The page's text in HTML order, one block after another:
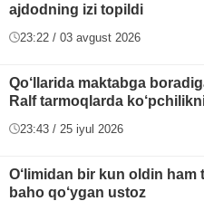
ajdodning izi topildi
23:22 / 03 avgust 2026
Qo‘llarida maktabga
Ralf tarmoqlarda
23:43 / 25 iyul 2026
O‘limidan bir kun oldin ham
baho qo‘ygan ustoz